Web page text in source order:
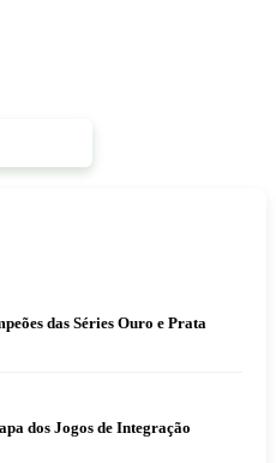
das Séries Ouro e Prata
dos Jogos de Integração